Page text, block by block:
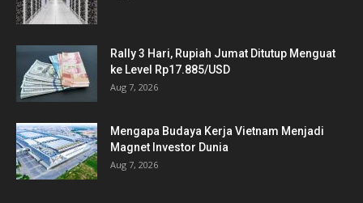
Rally 3 Hari, Rupiah Jumat Ditutup Menguat
ke Level Rp17.885/USD
Aug 7, 2026
Mengapa Budaya Kerja Vietnam Menjadi
Magnet Investor Dunia
Aug 7, 2026